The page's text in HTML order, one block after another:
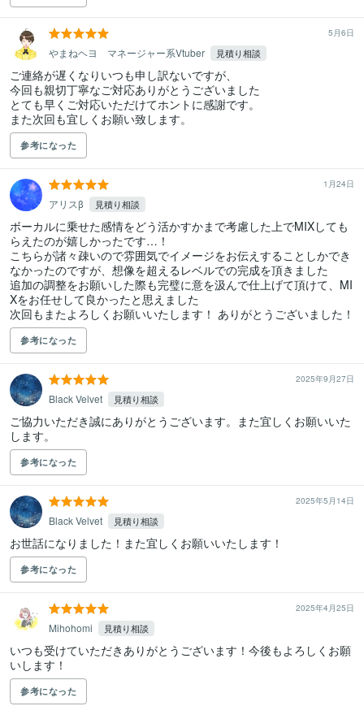
5月6日
やまねヘヨ マネージャー系Vtuber 見積り相談
ご連絡が遅くなりいつも申し訳ないですが、
今回も親切丁寧なご対応ありがとうございました
とても早くご対応いただけてホントに感謝です。
また次回も宜しくお願い致します。
参考になった
1月24日
アリスβ 見積り相談
ボーカルに乗せた感情をどう活かすかまで考慮した上でMIXしても
らえたのが嬉しかったです…！
こちらが諸々疎いので雰囲気でイメージをお伝えすることしかでき
なかったのですが、想像を超えるレベルでの完成を頂きました
追加の調整をお願いした際も完璧に意を汲んで仕上げて頂けて、MI
Xをお任せして良かったと思えました
次回もまたよろしくお願いいたします！ ありがとうございました！
参考になった
2025年9月27日
Black Velvet 見積り相談
ご協力いただき誠にありがとうございます。また宜しくお願いいた
します。
参考になった
2025年5月14日
Black Velvet 見積り相談
お世話になりました！また宜しくお願いいたします！
参考になった
2025年4月25日
Mihohomi 見積り相談
いつも受けていただきありがとうございます！今後もよろしくお願
いします！
参考になった